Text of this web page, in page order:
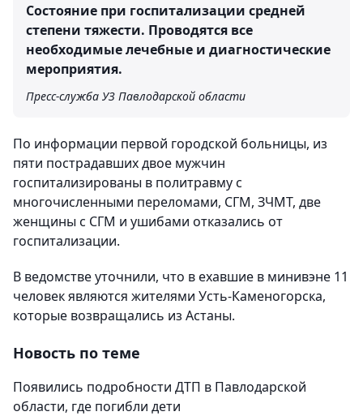
Состояние при госпитализации средней
степени тяжести. Проводятся все
необходимые лечебные и диагностические
мероприятия.
Пресс-служба УЗ Павлодарской области
По информации первой городской больницы, из
пяти пострадавших двое мужчин
госпитализированы в политравму с
многочисленными переломами, СГМ, ЗЧМТ, две
женщины с СГМ и ушибами отказались от
госпитализации.
В ведомстве уточнили, что в ехавшие в минивэне 11
человек являются жителями Усть-Каменогорска,
которые возвращались из Астаны.
Новость по теме
Появились подробности ДТП в Павлодарской
области, где погибли дети